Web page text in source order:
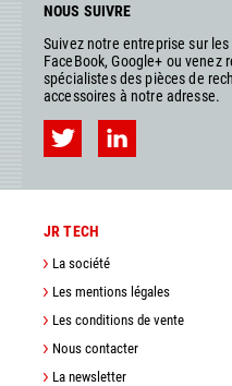
NOUS SUIVRE
Suivez notre entreprise sur
FaceBook, Google+ ou venez
spécialistes des pièces de
accessoires à notre adresse.
JR TECH
La société
Les mentions légales
Les conditions de vente
Nous contacter
La newsletter